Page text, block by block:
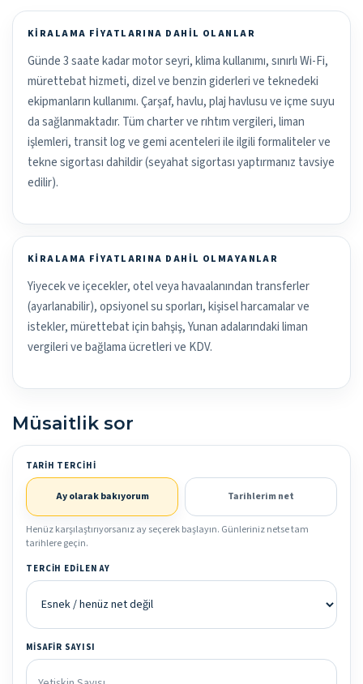
KIRALAMA FIYATLARINA DAHIL OLANLAR
Günde 3 saate kadar motor seyri, klima kullanımı, sınırlı Wi-Fi,
mürettebat hizmeti, dizel ve benzin giderleri ve teknedeki
ekipmanların kullanımı. Çarşaf, havlu, plaj havlusu ve içme suyu
da sağlanmaktadır. Tüm charter ve rıhtım vergileri, liman
işlemleri, transit log ve gemi acenteleri ile ilgili formaliteler ve
tekne sigortası dahildir (seyahat sigortası yaptırmanız tavsiye
edilir).
KIRALAMA FIYATLARINA DAHIL OLMAYANLAR
Yiyecek ve içecekler, otel veya havaalanından transferler
(ayarlanabilir), opsiyonel su sporları, kişisel harcamalar ve
istekler, mürettebat için bahşiş, Yunan adalarındaki liman
vergileri ve bağlama ücretleri ve KDV.
Müsaitlik sor
TARIH TERCIHI
Ay olarak bakıyorum Tarihlerim net
Henüz karşılaştırıyorsanız ay seçerek başlayın. Günleriniz netse tam
tarihlere geçin.
TERCIH EDILEN AY
MISAFIR SAYISI